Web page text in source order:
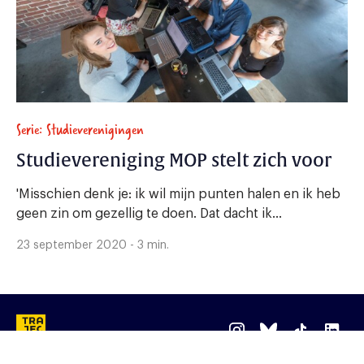
Serie: Studieverenigingen
Studievereniging MOP stelt zich voor
'Misschien denk je: ik wil mijn punten halen en ik heb
geen zin om gezellig te doen. Dat dacht ik...
23 september 2020 - 3 min.